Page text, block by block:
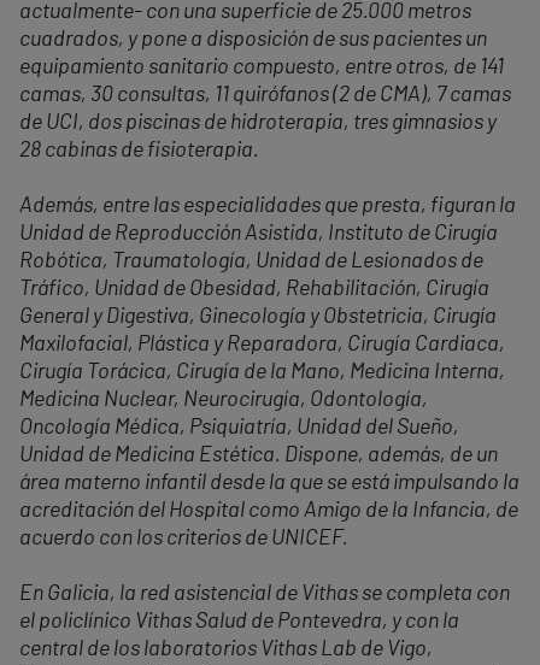
actualmente- con una superficie de 25.000 metros
cuadrados, y pone a disposición de sus pacientes un
equipamiento sanitario compuesto, entre otros, de 141
camas, 30 consultas, 11 quirófanos (2 de CMA), 7 camas
de UCI, dos piscinas de hidroterapia, tres gimnasios y
28 cabinas de fisioterapia.
Además, entre las especialidades que presta, figuran la
Unidad de Reproducción Asistida, Instituto de Cirugía
Robótica, Traumatología, Unidad de Lesionados de
Tráfico, Unidad de Obesidad, Rehabilitación, Cirugía
General y Digestiva, Ginecología y Obstetricia, Cirugía
Maxilofacial, Plástica y Reparadora, Cirugía Cardiaca,
Cirugía Torácica, Cirugía de la Mano, Medicina Interna,
Medicina Nuclear, Neurocirugía, Odontología,
Oncología Médica, Psiquiatría, Unidad del Sueño,
Unidad de Medicina Estética. Dispone, además, de un
área materno infantil desde la que se está impulsando la
acreditación del Hospital como Amigo de la Infancia, de
acuerdo con los criterios de UNICEF.
En Galicia, la red asistencial de Vithas se completa con
el policlínico Vithas Salud de Pontevedra, y con la
central de los laboratorios Vithas Lab de Vigo,